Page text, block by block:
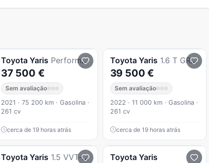
Toyota Yaris Performence
37 500 €
Sem avaliação
2021 · 75 200 km · Gasolina ·
261 cv
cerca de 19 horas atrás
Toyota Yaris 1.6 T GR High Performance Paket
39 500 €
Sem avaliação
2022 · 11 000 km · Gasolina ·
261 cv
cerca de 19 horas atrás
Toyota Yaris 1.5 VVT-i Comfort Toyota Yaris